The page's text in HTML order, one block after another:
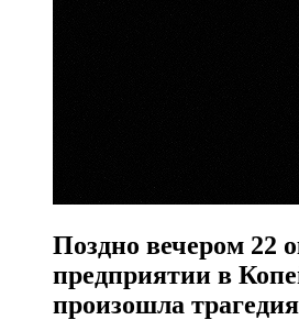
Поздно вечером 22
предприятии в
произошла